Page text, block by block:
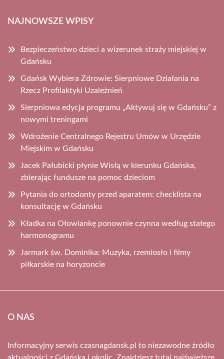
NAJNOWSZE WPISY
Bezpieczeństwo dzieci a wizerunek straży miejskiej w
Gdańsku
Gdańsk Wybiera Zdrowie: Sierpniowe Działania na
Rzecz Profilaktyki Uzależnień
Sierpniowa edycja programu „Aktywuj się w Gdańsku” z
nowymi treningami
Wdrożenie Centralnego Rejestru Umów w Urzędzie
Miejskim w Gdańsku
Jacek Pałubicki płynie Wisłą w kierunku Gdańska,
zbierając fundusze na pomoc dzieciom
Pytania do ortodonty przed aparatem: checklista na
konsultację w Gdańsku
Kładka na Ołowiankę ponownie czynna według stałego
harmonogramu
Jarmark św. Dominika: Muzyka, rzemiosło i filmy
piłkarskie na horyzoncie
O NAS
Informacyjny serwis czasnagdansk.pl to niezawodne źródło